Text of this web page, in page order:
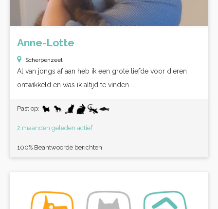
Anne-Lotte
Scherpenzeel
Al van jongs af aan heb ik een grote liefde voor dieren
ontwikkeld en was ik altijd te vinden...
Past op:
2 maanden geleden actief
100% Beantwoorde berichten